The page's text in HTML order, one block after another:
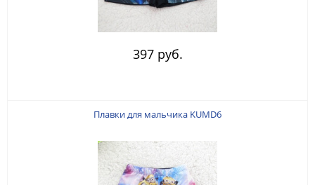
397 руб.
Плавки для мальчика KUMD6